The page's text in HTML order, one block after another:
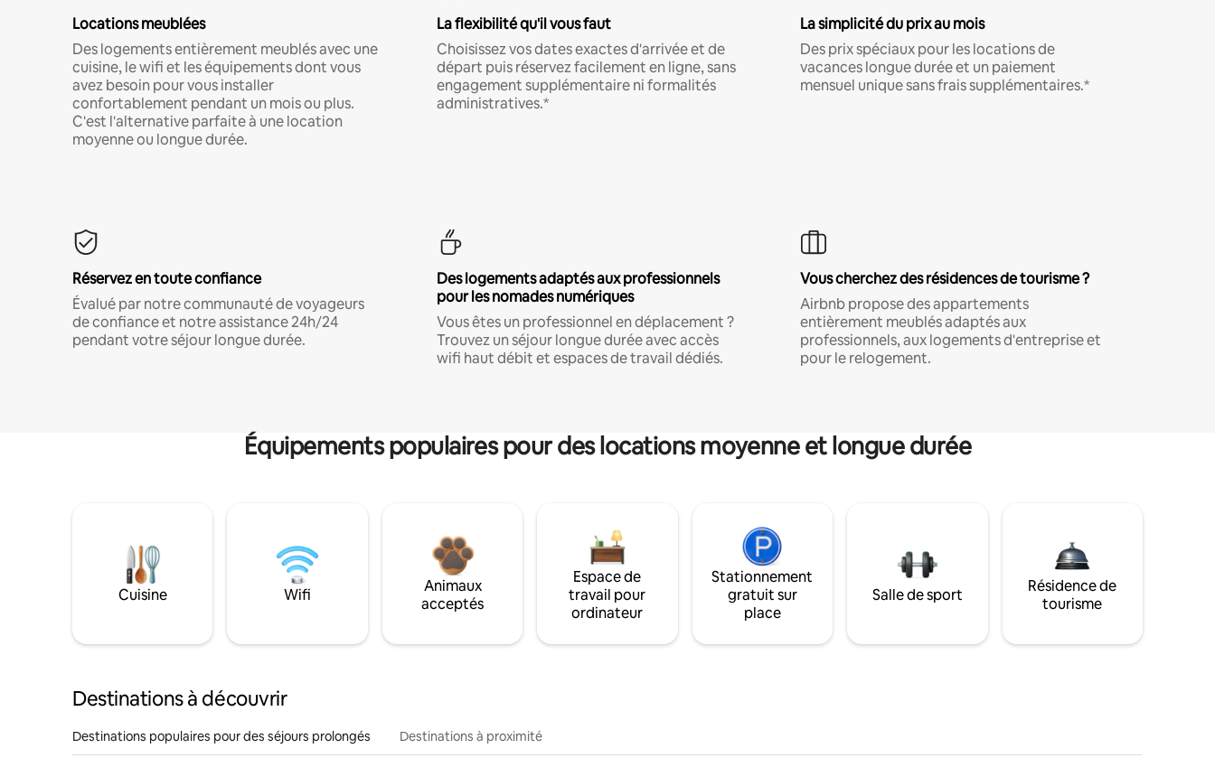
Locations meublées
Des logements entièrement meublés avec une
cuisine, le wifi et les équipements dont vous
avez besoin pour vous installer
confortablement pendant un mois ou plus.
C'est l'alternative parfaite à une location
moyenne ou longue durée.
La flexibilité qu'il vous faut
Choisissez vos dates exactes d'arrivée et de
départ puis réservez facilement en ligne, sans
engagement supplémentaire ni formalités
administratives.*
La simplicité du prix au mois
Des prix spéciaux pour les locations de
vacances longue durée et un paiement
mensuel unique sans frais supplémentaires.*
Réservez en toute confiance
Évalué par notre communauté de voyageurs
de confiance et notre assistance 24h/24
pendant votre séjour longue durée.
Des logements adaptés aux professionnels
pour les nomades numériques
Vous êtes un professionnel en déplacement ?
Trouvez un séjour longue durée avec accès
wifi haut débit et espaces de travail dédiés.
Vous cherchez des résidences de tourisme ?
Airbnb propose des appartements
entièrement meublés adaptés aux
professionnels, aux logements d'entreprise et
pour le relogement.
Équipements populaires pour des locations moyenne et longue durée
Cuisine Wifi
Animaux
acceptés
Espace de
travail pour
ordinateur
Stationnement
gratuit sur
place
Salle de sport
Résidence de
tourisme
Destinations à découvrir
Destinations populaires pour des séjours prolongés Destinations à proximité